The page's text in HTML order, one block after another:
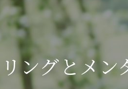
研究所の特徴
究所の考え方
究所がお伝えしたいこと
究所ができること
病気予防セッション
遠隔セッション
ングとメ